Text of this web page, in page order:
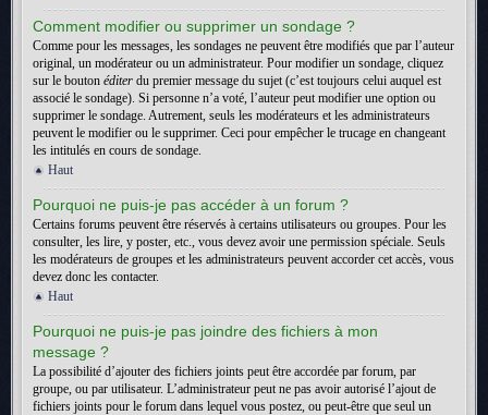
Comment modifier ou supprimer un sondage ?
Comme pour les messages, les sondages ne peuvent être modifiés que par l’auteur
original, un modérateur ou un administrateur. Pour modifier un sondage, cliquez
sur le bouton éditer du premier message du sujet (c’est toujours celui auquel est
associé le sondage). Si personne n’a voté, l’auteur peut modifier une option ou
supprimer le sondage. Autrement, seuls les modérateurs et les administrateurs
peuvent le modifier ou le supprimer. Ceci pour empêcher le trucage en changeant
les intitulés en cours de sondage.
Haut
Pourquoi ne puis-je pas accéder à un forum ?
Certains forums peuvent être réservés à certains utilisateurs ou groupes. Pour les
consulter, les lire, y poster, etc., vous devez avoir une permission spéciale. Seuls
les modérateurs de groupes et les administrateurs peuvent accorder cet accès, vous
devez donc les contacter.
Haut
Pourquoi ne puis-je pas joindre des fichiers à mon
message ?
La possibilité d’ajouter des fichiers joints peut être accordée par forum, par
groupe, ou par utilisateur. L’administrateur peut ne pas avoir autorisé l’ajout de
fichiers joints pour le forum dans lequel vous postez, ou peut-être que seul un